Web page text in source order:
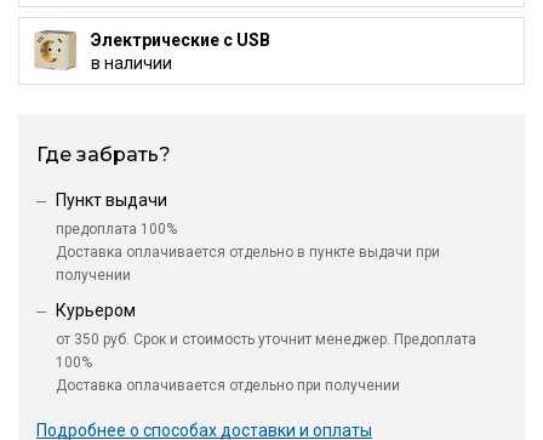
Электрические с USB
в наличии
Где забрать?
Пункт выдачи
предоплата 100%
Доставка оплачивается отдельно в пункте выдачи при
получении
Курьером
от 350 руб. Срок и стоимость уточнит менеджер. Предоплата
100%
Доставка оплачивается отдельно при получении
Подробнее о способах доставки и оплаты